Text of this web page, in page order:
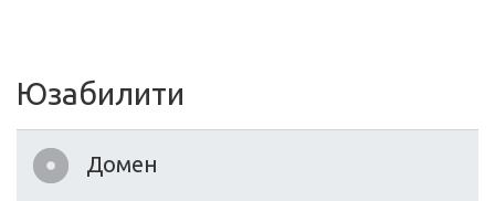
Юзабилити
Домен